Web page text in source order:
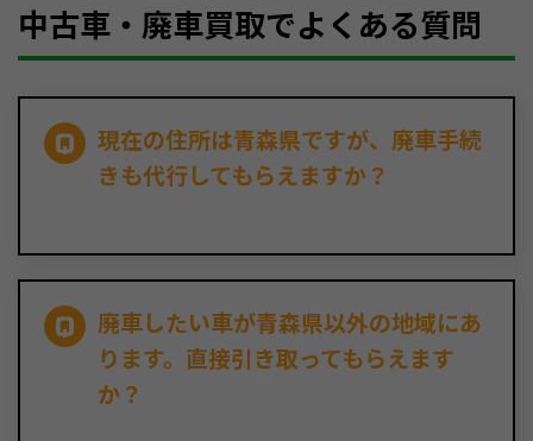
中古車・廃車買取でよくある質問
現在の住所は青森県ですが、廃車手続
きも代行してもらえますか？
廃車したい車が青森県以外の地域にあ
ります。直接引き取ってもらえます
か？